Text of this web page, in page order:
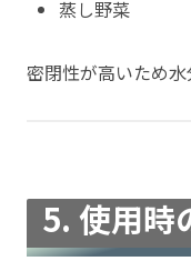
蒸し野菜
密閉性が高いため水
5. 使用時